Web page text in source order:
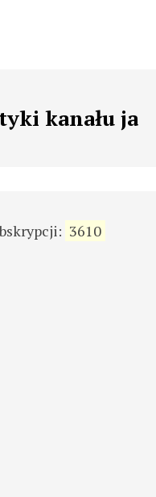
kanału ja
3610